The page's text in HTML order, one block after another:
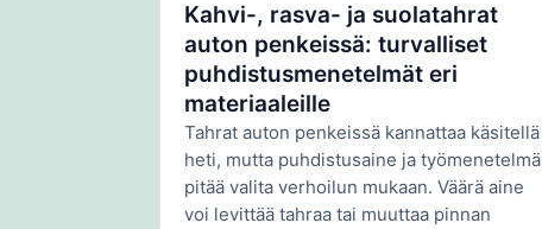
Kahvi-, rasva- ja suolatahrat
auton penkeissä: turvalliset
puhdistusmenetelmät eri
materiaaleille
Tahrat auton penkeissä kannattaa käsitellä
heti, mutta puhdistusaine ja työmenetelmä
pitää valita verhoilun mukaan. Väärä aine
voi levittää tahraa tai muuttaa pinnan